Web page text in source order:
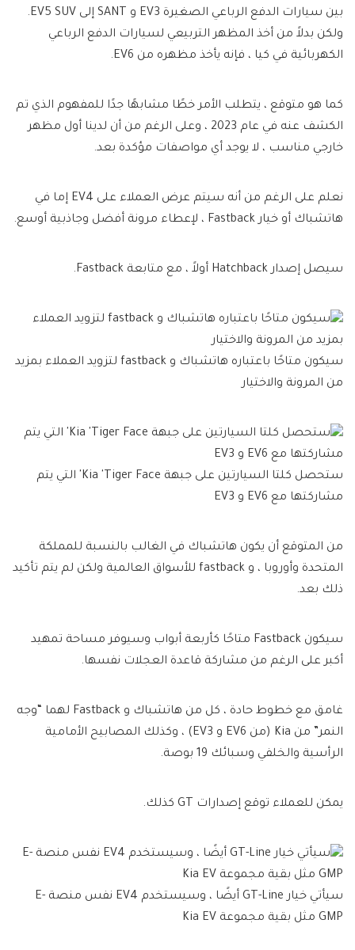
بين سيارات الدفع الرباعي الصغيرة EV3 و SANT إلى EV5 SUV.
ولكن بدلاً من أخذ المظهر التربيعي لسيارات الدفع الرباعي
الكهربائية في كيا ، فإنه يأخذ مظهره من EV6.
كما هو متوقع ، يتطلب الأمر خطًا مشابهًا جدًا للمفهوم الذي تم
الكشف عنه في عام 2023 ، وعلى الرغم من أن لدينا أول مظهر
خارجي مناسب ، لا يوجد أي مواصفات مؤكدة بعد.
نعلم على الرغم من أنه سيتم عرض العملاء على EV4 إما في
هاتشباك أو خيار Fastback ، لإعطاء مرونة أفضل وجاذبية أوسع.
سيصل إصدار Hatchback أولاً ، مع متابعة Fastback.
سيكون متاحًا باعتباره هاتشباك و fastback لتزويد العملاء بمزيد
من المرونة والاختيار
ستحصل كلتا السيارتين على جبهة Kia 'Tiger Face' التي يتم
مشاركتها مع EV6 و EV3
من المتوقع أن يكون هاتشباك في الغالب بالنسبة للمملكة
المتحدة وأوروبا ، و fastback للأسواق العالمية ولكن لم يتم تأكيد
ذلك بعد.
سيكون Fastback متاحًا كأربعة أبواب وسيوفر مساحة تمهيد
أكبر على الرغم من مشاركة قاعدة العجلات نفسها.
غامق مع خطوط حادة ، كل من هاتشباك و Fastback لهما “وجه
النمر” من Kia (من EV6 و EV3) ، وكذلك المصابيح الأمامية
الرأسية والخلفي وسبائك 19 بوصة.
يمكن للعملاء توقع إصدارات GT كذلك.
سيأتي خيار GT-Line أيضًا ، وسيستخدم EV4 نفس منصة E-
GMP مثل بقية مجموعة Kia EV